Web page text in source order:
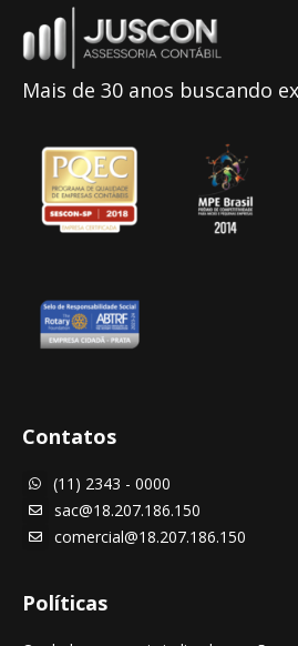
Mais de 30 anos buscando
Contatos
 (11) 2343 - 0000
 sac@18.207.186.150
 comercial@18.207.186.150
Políticas